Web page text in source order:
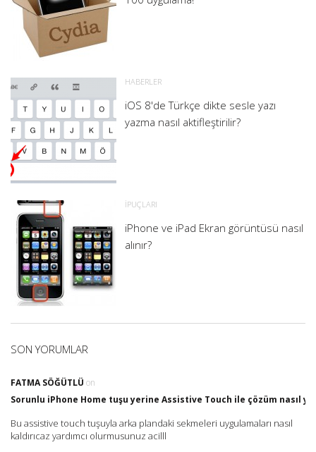
HABERLER
iOS 8'de Türkçe dikte sesle yazı
yazma nasıl aktifleştirilir?
İPUÇLARI
iPhone ve iPad Ekran görüntüsü nasıl
alınır?
SON YORUMLAR
FATMA SÖĞÜTLÜ on
Sorunlu iPhone Home tuşu yerine Assistive Touch ile çözüm nasıl
Bu assistive touch tuşuyla arka plandaki sekmeleri uygulamaları nasıl
kaldırıcaz yardımcı olurmusunuz acilll